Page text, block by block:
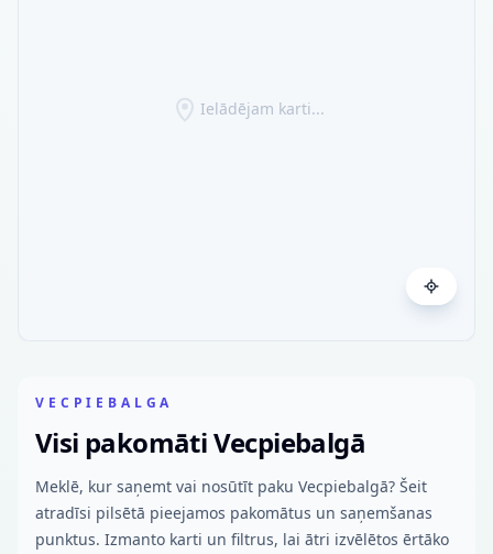
Ielādējam karti...
VECPIEBALGA
Visi pakomāti Vecpiebalgā
Meklē, kur saņemt vai nosūtīt paku Vecpiebalgā? Šeit
atradīsi pilsētā pieejamos pakomātus un saņemšanas
punktus. Izmanto karti un filtrus, lai ātri izvēlētos ērtāko